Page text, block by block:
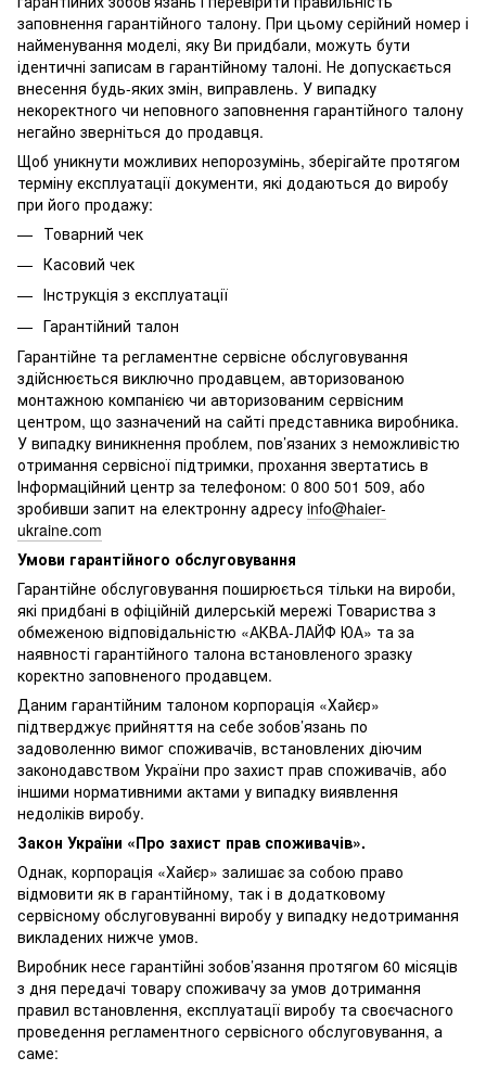
заповнення гарантійного талону. При цьому серійний номер і
найменування моделі, яку Ви придбали, можуть бути
ідентичні записам в гарантійному талоні. Не допускається
внесення будь-яких змін, виправлень. У випадку
некоректного чи неповного заповнення гарантійного талону
негайно зверніться до продавця.
Щоб уникнути можливих непорозумінь, зберігайте протягом
терміну експлуатації документи, які додаються до виробу
при його продажу:
Товарний чек
Касовий чек
Інструкція з експлуатації
Гарантійний талон
Гарантійне та регламентне сервісне обслуговування
здійснюється виключно продавцем, авторизованою
монтажною компанією чи авторизованим сервісним
центром, що зазначений на сайті представника виробника.
У випадку виникнення проблем, пов’язаних з неможливістю
отримання сервісної підтримки, прохання звертатись в
Інформаційний центр за телефоном: 0 800 501 509, або
зробивши запит на електронну адресу info@haier-
ukraine.com
Умови гарантійного обслуговування
Гарантійне обслуговування поширюється тільки на вироби,
які придбані в офіційній дилерській мережі Товариства з
обмеженою відповідальністю «АКВА-ЛАЙФ ЮА» та за
наявності гарантійного талона встановленого зразку
коректно заповненого продавцем.
Даним гарантійним талоном корпорація «Хайєр»
підтверджує прийняття на себе зобов’язань по
задоволенню вимог споживачів, встановлених діючим
законодавством України про захист прав споживачів, або
іншими нормативними актами у випадку виявлення
недоліків виробу.
Закон України «Про захист прав споживачів».
Однак, корпорація «Хайєр» залишає за собою право
відмовити як в гарантійному, так і в додатковому
сервісному обслуговуванні виробу у випадку недотримання
викладених нижче умов.
Виробник несе гарантійні зобов’язання протягом 60 місяців
з дня передачі товару споживачу за умов дотримання
правил встановлення, експлуатації виробу та своєчасного
проведення регламентного сервісного обслуговування, а
саме: